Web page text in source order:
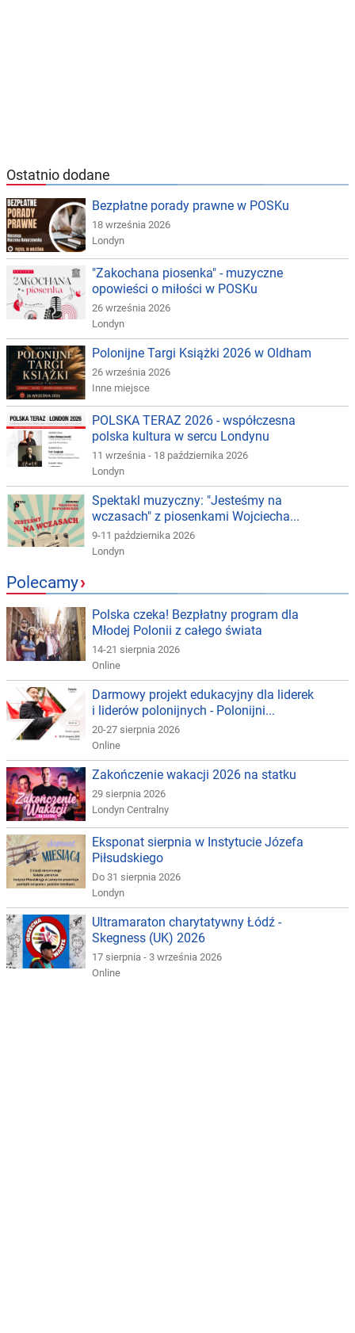
Ostatnio dodane
Bezpłatne porady prawne w POSKu
18 września 2026
Londyn
"Zakochana piosenka" - muzyczne
opowieści o miłości w POSKu
26 września 2026
Londyn
Polonijne Targi Książki 2026 w Oldham
26 września 2026
Inne miejsce
POLSKA TERAZ 2026 - współczesna
polska kultura w sercu Londynu
11 września - 18 października 2026
Londyn
Spektakl muzyczny: "Jesteśmy na
wczasach" z piosenkami Wojciecha...
9-11 października 2026
Londyn
Polecamy›
Polska czeka! Bezpłatny program dla
Młodej Polonii z całego świata
14-21 sierpnia 2026
Online
Darmowy projekt edukacyjny dla liderek
i liderów polonijnych - Polonijni...
20-27 sierpnia 2026
Online
Zakończenie wakacji 2026 na statku
29 sierpnia 2026
Londyn Centralny
Eksponat sierpnia w Instytucie Józefa
Piłsudskiego
Do 31 sierpnia 2026
Londyn
Ultramaraton charytatywny Łódź -
Skegness (UK) 2026
17 sierpnia - 3 września 2026
Online